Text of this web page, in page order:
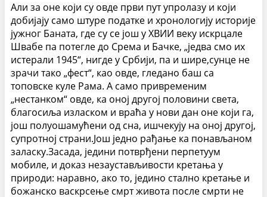
Али за оне који су овде први пут упролазу и који
добијају само штуре податке и хронологију историје
јужног Баната, где су се још у XВИИ веку искрцале
Швабе па потегле до Срема и Бачке, „једва смо их
истерали 1945“, нигде у Србији, па и шире,сунце не
зрачи тако „фест“, као овде, гледано баш са
топовске куле Рама. А само привременим
„нестанком“ овде, ка оној другој половини света,
благосиља изласком и враћа у нови дан оне који га,
још полуошамућени од сна, ишчекују на оној другој,
супротној страни.Још једно рађање ка понављаном
заласку.Засада, једини потврђени перпетуум
мобиле, и доказ незаустављивости кретања у
природи: наравно, ако то, једино стално кретање и
божанско васкрсење смрт живота после смрти не